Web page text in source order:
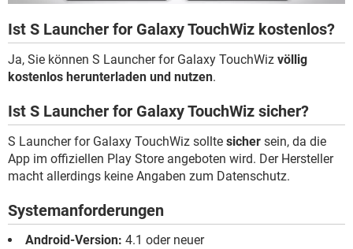
Ist S Launcher for Galaxy TouchWiz kostenlos?
Ja, Sie können S Launcher for Galaxy TouchWiz völlig
kostenlos herunterladen und nutzen.
Ist S Launcher for Galaxy TouchWiz sicher?
S Launcher for Galaxy TouchWiz sollte sicher sein, da die
App im offiziellen Play Store angeboten wird. Der Hersteller
macht allerdings keine Angaben zum Datenschutz.
Systemanforderungen
Android-Version: 4.1 oder neuer